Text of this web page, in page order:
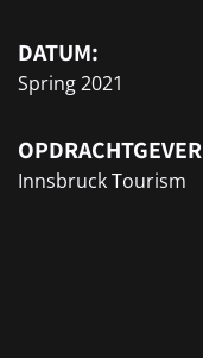
DATUM:
Spring 2021
OPDRACHTGEVER
Innsbruck Tourism